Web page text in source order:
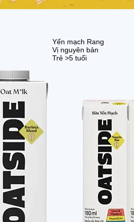
Yến mạch Rang
Vị nguyên bản
Trẻ >5 tuổi